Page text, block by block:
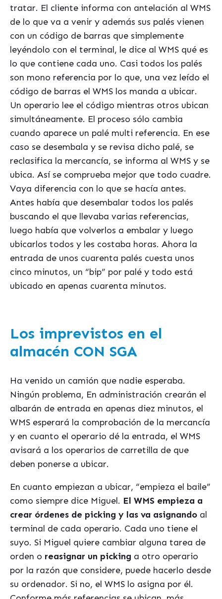
tratar. El cliente informa con antelación al WMS
de lo que va a venir y además sus palés vienen
con un código de barras que simplemente
leyéndolo con el terminal, le dice al WMS qué es
lo que contiene cada uno. Casi todos los palés
son mono referencia por lo que, una vez leído el
código de barras el WMS los manda a ubicar.
Un operario lee el código mientras otros ubican
simultáneamente. El proceso sólo cambia
cuando aparece un palé multi referencia. En ese
caso se desembala y se revisa dicho palé, se
reclasifica la mercancía, se informa al WMS y se
ubica. Así se comprueba mejor que todo cuadre.
Vaya diferencia con lo que se hacía antes.
Antes había que desembalar todos los palés
buscando el que llevaba varias referencias,
luego había que volverlos a embalar y luego
ubicarlos todos y les costaba horas. Ahora la
entrada de unos cuarenta palés cuesta unos
cinco minutos, un “bip” por palé y todo está
ubicado en apenas cuarenta minutos.
Los imprevistos en el
almacén CON SGA
Ha venido un camión que nadie esperaba.
Ningún problema, En administración crearán el
albarán de entrada en apenas diez minutos, el
WMS esperará la comprobación de la mercancía
y en cuanto el operario dé la entrada, el WMS
avisará a los operarios de carretilla de que
deben ponerse a ubicar.
En cuanto empiezan a ubicar, “empieza el baile”
como siempre dice Miguel. El WMS empieza a
crear órdenes de picking y las va asignando al
terminal de cada operario. Cada uno tiene el
suyo. Si Miguel quiere cambiar alguna tarea de
orden o reasignar un picking a otro operario
por la razón que considere, puede hacerlo desde
su ordenador. Si no, el WMS lo asigna por él.